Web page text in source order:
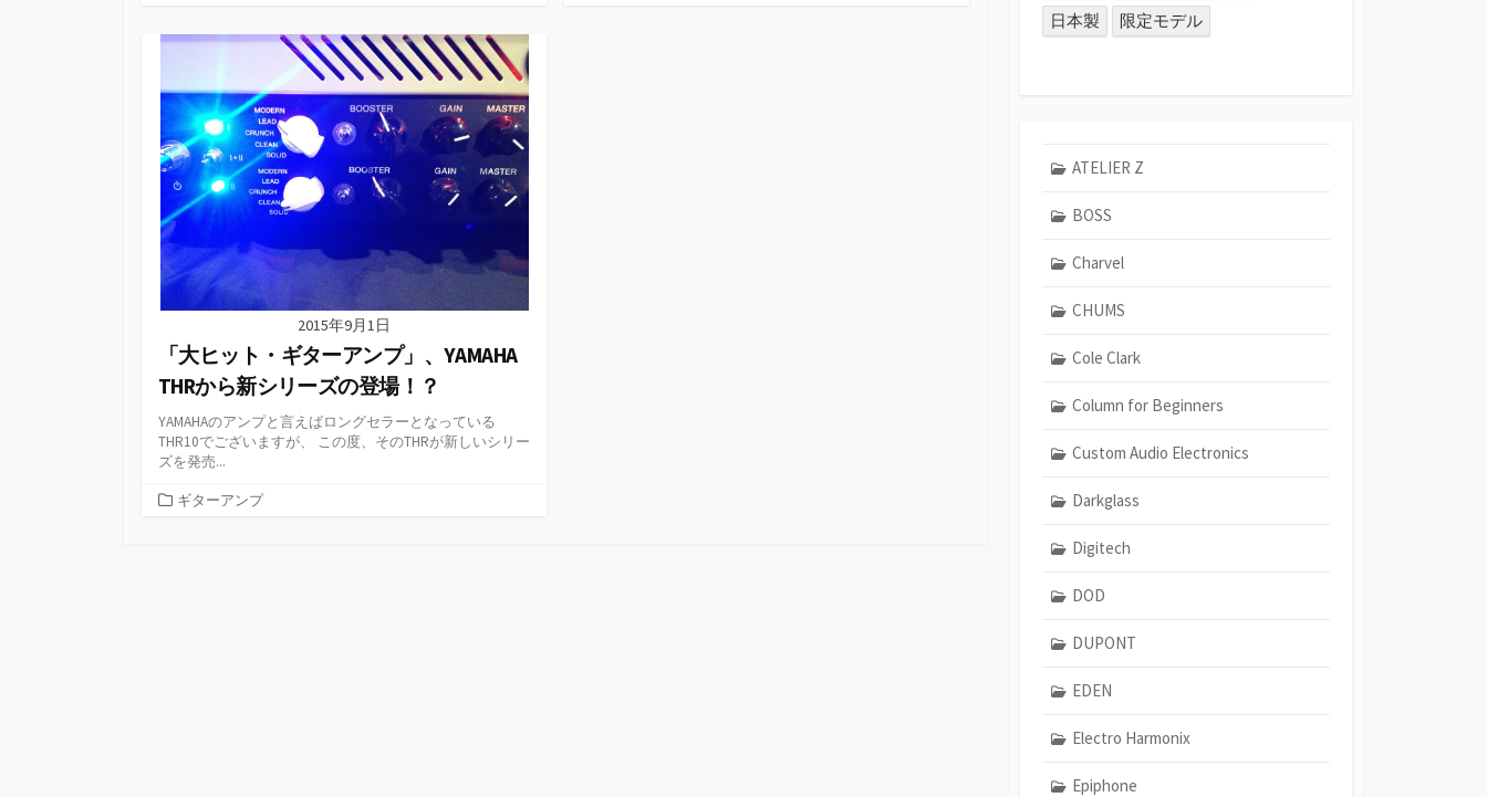
リ
2015年9月1日
「大ヒット・ギターアンプ」、YAMAHA
THRから新シリーズの登場！？
YAMAHAのアンプと言えばロングセラーとなっている
THR10でございますが、 この度、そのTHRが新しいシリー
ズを発売...
カギターアンプ
日本製
限定モデル
ATELIER Z
BOSS
Charvel
CHUMS
Cole Clark
Column for Beginners
Custom Audio Electronics
Darkglass
Digitech
DOD
DUPONT
EDEN
Electro Harmonix
Epiphone